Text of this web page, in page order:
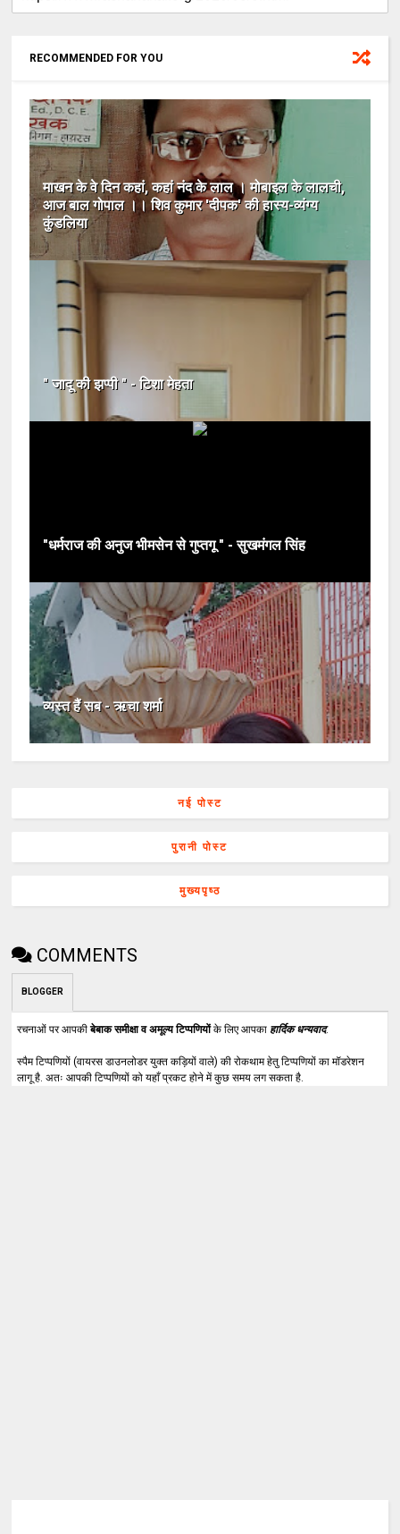
RECOMMENDED FOR YOU
माखन के वे दिन कहां, कहां नंद के लाल । मोबाइल के लालची,
आज बाल गोपाल ।‌‌। शिव कुमार 'दीपक' की हास्य-व्यंग्य
कुंडलिया
" जादू की झप्पी " - टिशा मेहता
"धर्मराज की अनुज भीमसेन से गुप्तगू " - सुखमंगल सिंह
व्यस्त हैं सब - ऋचा शर्मा
नई पोस्ट
पुरानी पोस्ट
मुख्यपृष्ठ
COMMENTS
BLOGGER
रचनाओं पर आपकीबेबाक समीक्षा व अमूल्य टिप्पणियोंके लिए आपका हार्दिक धन्यवाद.
स्पैम टिप्पणियों (वायरस डाउनलोडर युक्त कड़ियों वाले) की रोकथाम हेतु टिप्पणियों का मॉडरेशन
लागू है. अतः आपकी टिप्पणियों को यहाँ प्रकट होने में कुछ समय लग सकता है.